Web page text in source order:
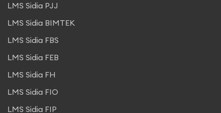
LMS Sidia PJJ
LMS Sidia BIMTEK
LMS Sidia FBS
LMS Sidia FEB
LMS Sidia FH
LMS Sidia FIO
LMS Sidia FIP